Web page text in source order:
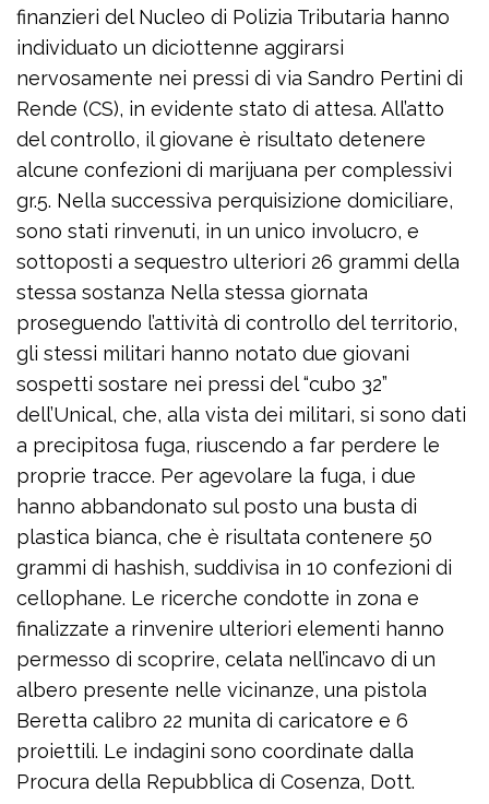
finanzieri del Nucleo di Polizia Tributaria hanno
individuato un diciottenne aggirarsi
nervosamente nei pressi di via Sandro Pertini di
Rende (CS), in evidente stato di attesa. All’atto
del controllo, il giovane è risultato detenere
alcune confezioni di marijuana per complessivi
gr.5. Nella successiva perquisizione domiciliare,
sono stati rinvenuti, in un unico involucro, e
sottoposti a sequestro ulteriori 26 grammi della
stessa sostanza Nella stessa giornata
proseguendo l’attività di controllo del territorio,
gli stessi militari hanno notato due giovani
sospetti sostare nei pressi del “cubo 32”
dell’Unical, che, alla vista dei militari, si sono dati
a precipitosa fuga, riuscendo a far perdere le
proprie tracce. Per agevolare la fuga, i due
hanno abbandonato sul posto una busta di
plastica bianca, che è risultata contenere 50
grammi di hashish, suddivisa in 10 confezioni di
cellophane. Le ricerche condotte in zona e
finalizzate a rinvenire ulteriori elementi hanno
permesso di scoprire, celata nell’incavo di un
albero presente nelle vicinanze, una pistola
Beretta calibro 22 munita di caricatore e 6
proiettili. Le indagini sono coordinate dalla
Procura della Repubblica di Cosenza, Dott.